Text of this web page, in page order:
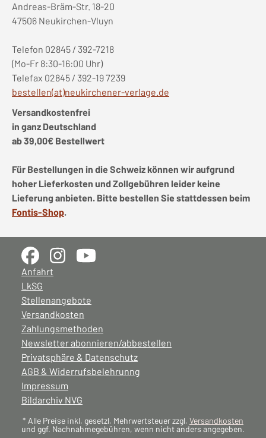
Andreas-Bräm-Str. 18-20
47506 Neukirchen-Vluyn
Telefon 02845 / 392-7218
(Mo-Fr 8:30-16:00 Uhr)
Telefax 02845 / 392-19 7239
bestellen(at)neukirchener-verlage.de
Versandkostenfrei
in ganz Deutschland
ab 39,00€ Bestellwert
Für Bestellungen in die Schweiz können wir aufgrund
hoher Lieferkosten und Zollgebühren leider keine
Lieferung anbieten. Bitte bestellen Sie stattdessen beim
Fontis-Shop.
Anfahrt
LkSG
Stellenangebote
Versandkosten
Zahlungsmethoden
Newsletter abonnieren/abbestellen
Privatsphäre & Datenschutz
AGB & Widerrufsbelehrunng
Impressum
Bildarchiv NVG
* Alle Preise inkl. gesetzl. Mehrwertsteuer zzgl. Versandkosten
und ggf. Nachnahmegebühren, wenn nicht anders angegeben.